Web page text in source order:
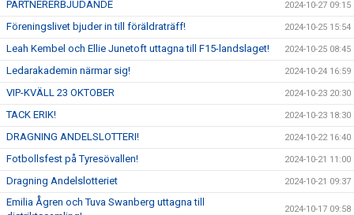
PARTNERERBJUDANDE 2024-10-27 09:15
Föreningslivet bjuder in till föräldraträff! 2024-10-25 15:54
Leah Kembel och Ellie Junetoft uttagna till F15-landslaget! 2024-10-25 08:45
Ledarakademin närmar sig! 2024-10-24 16:59
VIP-KVÄLL 23 OKTOBER 2024-10-23 20:30
TACK ERIK! 2024-10-23 18:30
DRAGNING ANDELSLOTTERI! 2024-10-22 16:40
Fotbollsfest på Tyresövallen! 2024-10-21 11:00
Dragning Andelslotteriet 2024-10-21 09:37
Emilia Ågren och Tuva Swanberg uttagna till
2024-10-17 09:58